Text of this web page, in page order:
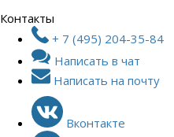
Контакты
+ 7 (495) 204-35-84
Написать в чат
Написать на почту
Вконтакте